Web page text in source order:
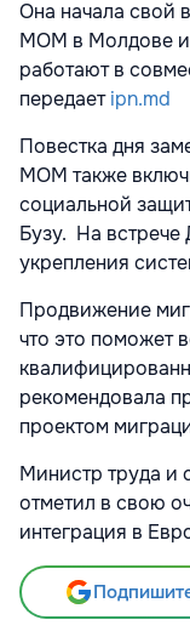
Она начала свой
МОМ в Молдове
работают в
передаетipn.md
Повестка дня
МОМ также
социальной
Бузу. На встрече
укрепления
Продвижение
что это поможет
рекомендовала
проектом
Министр труда и
отметил в свою
интеграция в